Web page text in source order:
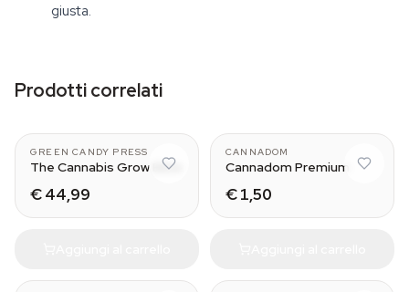
giusta.
Prodotti correlati
GREEN CANDY PRESS
The Cannabis Grow Bible
€ 44,99
CANNADOM
Cannadom Premium
€ 1,50